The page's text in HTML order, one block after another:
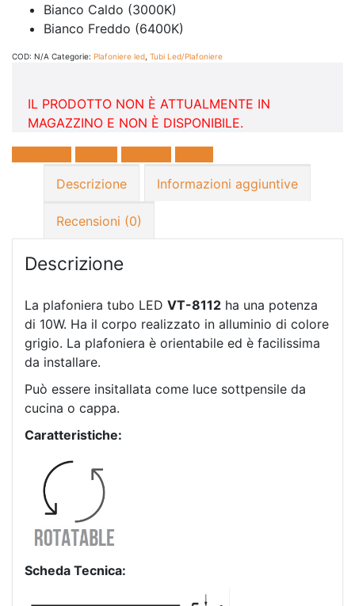
Bianco Caldo (3000K)
Bianco Freddo (6400K)
COD: N/A Categorie: Plafoniere led Tubi Led/Plafoniere
IL PRODOTTO NON È ATTUALMENTE IN
MAGAZZINO E NON È DISPONIBILE.
Descrizione
Informazioni aggiuntive
Recensioni (0)
Descrizione
La plafoniera tubo LED VT-8112 ha una potenza
di 10W. Ha il corpo realizzato in alluminio di colore
grigio. La plafoniera è orientabile ed è facilissima
da installare.
Può essere insitallata come luce sottpensile da
cucina o cappa.
Caratteristiche:
Scheda Tecnica: